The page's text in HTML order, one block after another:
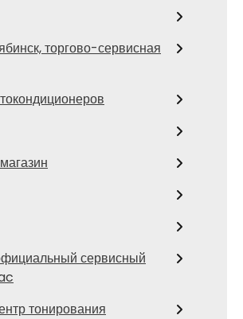
торгово-сервисная
сервисный
тонирования